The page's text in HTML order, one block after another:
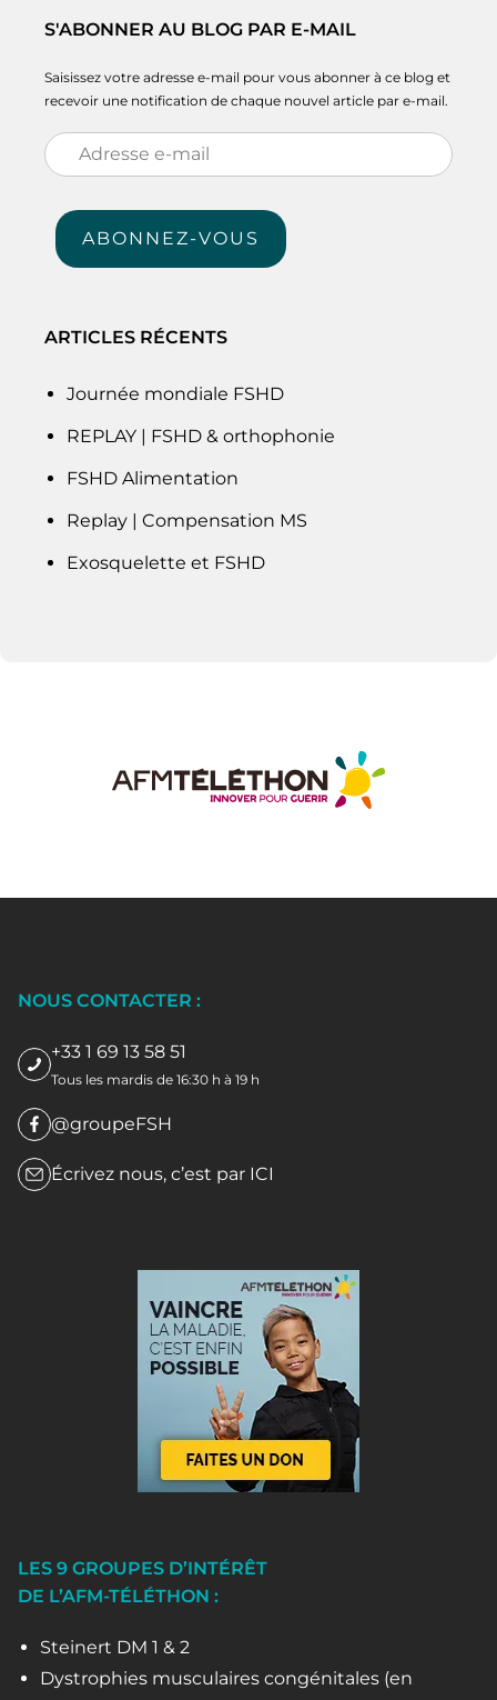
S'ABONNER AU BLOG PAR E-MAIL
Saisissez votre adresse e-mail pour vous abonner à ce blog et
recevoir une notification de chaque nouvel article par e-mail.
Adresse
e-
mail
ABONNEZ-VOUS
ARTICLES RÉCENTS
Journée mondiale FSHD
REPLAY | FSHD & orthophonie
FSHD Alimentation
Replay | Compensation MS
Exosquelette et FSHD
NOUS CONTACTER :
+33 1 69 13 58 51
Tous les mardis de 16:30 h à 19 h
@groupeFSH
Écrivez nous, c’est par ICI
LES 9 GROUPES D’INTÉRÊT
DE L’AFM-TÉLÉTHON :
Steinert DM 1 & 2
Dystrophies musculaires congénitales (en